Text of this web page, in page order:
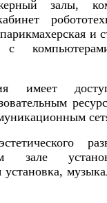
залы,
и
имеет
зале